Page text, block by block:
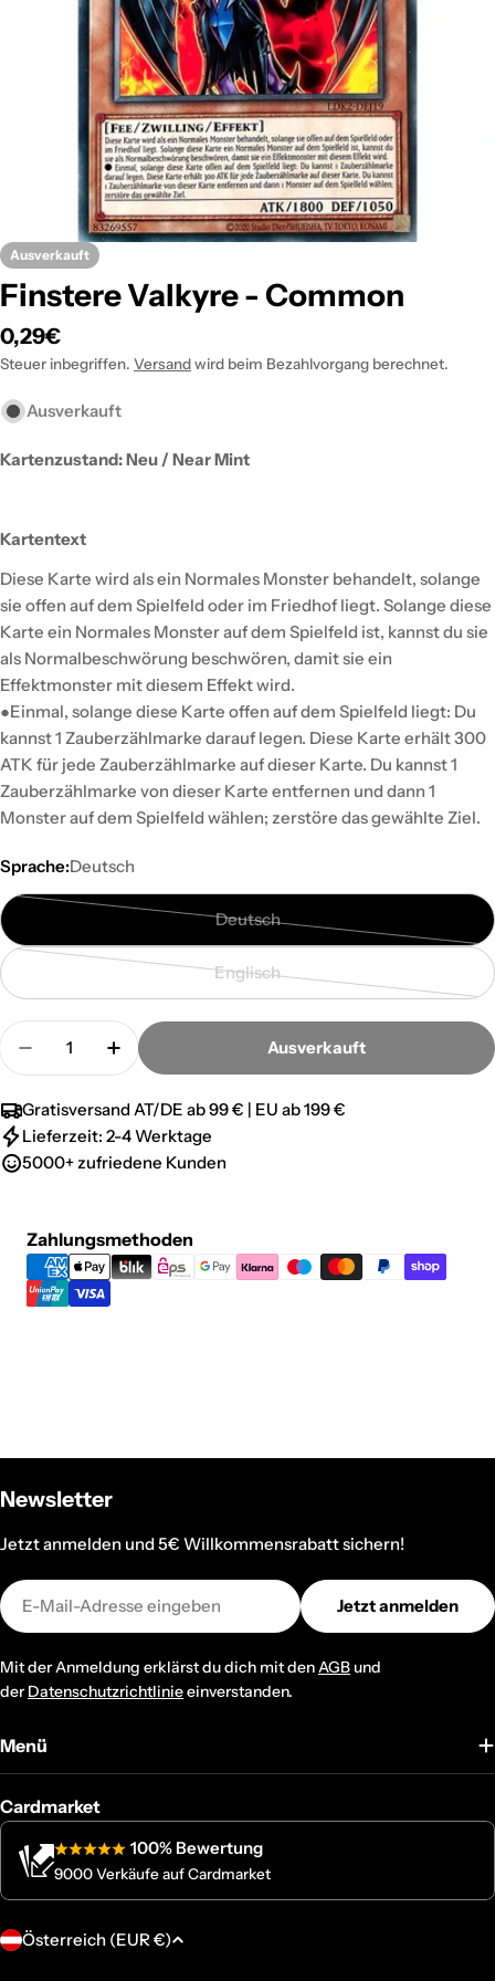
Sie das Medium 0 im Modalformat
Ausverkauft
Finstere Valkyre - Common
Regulärer
Preis
0,29€
Steuer inbegriffen. Versandwird beim Bezahlvorgang berechnet.
Ausverkauft
Kartenzustand: Neu / Near Mint
Kartentext
Diese Karte wird als ein Normales Monster behandelt, solange
sie offen auf dem Spielfeld oder im Friedhof liegt. Solange diese
Karte ein Normales Monster auf dem Spielfeld ist, kannst du sie
als Normalbeschwörung beschwören, damit sie ein
Effektmonster mit diesem Effekt wird.
●Einmal, solange diese Karte offen auf dem Spielfeld liegt: Du
kannst 1 Zauberzählmarke darauf legen. Diese Karte erhält 300
ATK für jede Zauberzählmarke auf dieser Karte. Du kannst 1
Zauberzählmarke von dieser Karte entfernen und dann 1
Monster auf dem Spielfeld wählen; zerstöre das gewählte Ziel.
Sprache:Deutsch
Deutsch
Variante
oder
verfügbar
Englisch
Variante
oder
Menge
Menge für Finstere Valkyre - Common verringern
Menge für Finstere Valkyre - Common
Ausverkauft
Gratisversand AT/DE ab 99 € | EU ab 199 €
Lieferzeit: 2-4 Werktage
5000+ zufriedene Kunden
Zahlungsmethoden
Zahlungsmethoden
Newsletter
Jetzt anmelden und 5€ Willkommensrabatt sichern!
E-
Mail
Jetzt anmelden
Mit der Anmeldung erklärst du dich mit denAGB und
der Datenschutzrichtlinieeinverstanden.
Menü
Cardmarket
100% Bewertung
9000 Verkäufe auf Cardmarket
L
Österreich (EUR €)